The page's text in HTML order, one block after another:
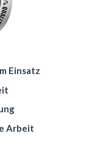
Einsatz
Arbeit